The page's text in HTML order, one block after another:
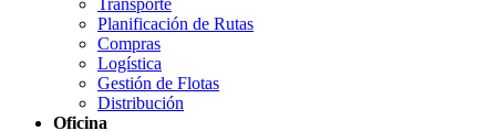
Transporte
Planificación de Rutas
Compras
Logística
Gestión de Flotas
Distribución
Oficina